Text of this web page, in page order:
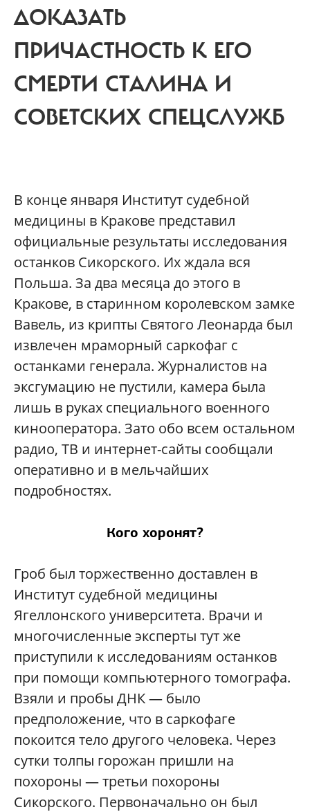
ДОКАЗАТЬ
ПРИЧАСТНОСТЬ К ЕГО
СМЕРТИ СТАЛИНА И
СОВЕТСКИХ СПЕЦСЛУЖБ
В конце января Институт судебной
медицины в Кракове представил
официальные результаты исследования
останков Сикорского. Их ждала вся
Польша. За два месяца до этого в
Кракове, в старинном королевском замке
Вавель, из крипты Святого Леонарда был
извлечен мраморный саркофаг с
останками генерала. Журналистов на
эксгумацию не пустили, камера была
лишь в руках специального военного
кинооператора. Зато обо всем остальном
радио, ТВ и интернет-сайты сообщали
оперативно и в мельчайших
подробностях.
Кого хоронят?
Гроб был торжественно доставлен в
Институт судебной медицины
Ягеллонского университета. Врачи и
многочисленные эксперты тут же
приступили к исследованиям останков
при помощи компьютерного томографа.
Взяли и пробы ДНК — было
предположение, что в саркофаге
покоится тело другого человека. Через
сутки толпы горожан пришли на
похороны — третьи похороны
Сикорского. Первоначально он был